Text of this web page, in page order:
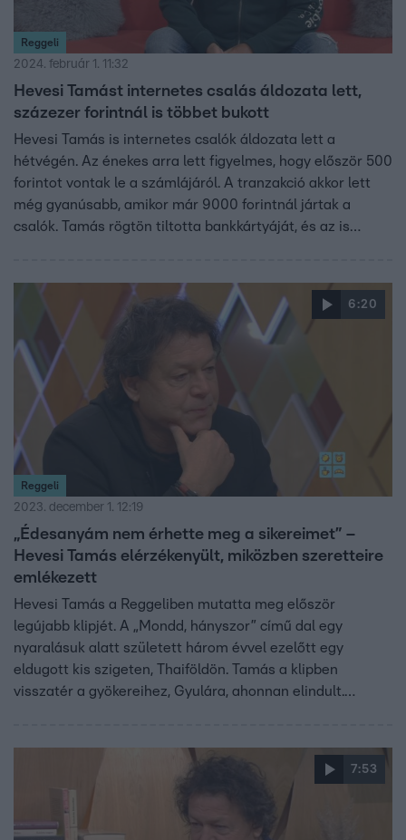
Reggeli
2024. február 1. 11:32
Hevesi Tamást internetes csalás áldozata lett,
százezer forintnál is többet bukott
Hevesi Tamás is internetes csalók áldozata lett a
hétvégén. Az énekes arra lett figyelmes, hogy először 500
forintot vontak le a számlájáról. A tranzakció akkor lett
még gyanúsabb, amikor már 9000 forintnál jártak a
csalók. Tamás rögtön tiltotta bankkártyáját, és az is
elárulta, hogy milyen volt feleséges, a
szexuálpszichológus Hevesi Krisztával dominikai
pihenésük, akivel Kolumbusz Kristóf nyomában jártak.
6:20
Reggeli
2023. december 1. 12:19
„Édesanyám nem érhette meg a sikereimet” –
Hevesi Tamás elérzékenyült, miközben szeretteire
emlékezett
Hevesi Tamás a Reggeliben mutatta meg először
legújabb klipjét. A „Mondd, hányszor” című dal egy
nyaralásuk alatt született három évvel ezelőtt egy
eldugott kis szigeten, Thaiföldön. Tamás a klipben
visszatér a gyökereihez, Gyulára, ahonnan elindult.
7:53